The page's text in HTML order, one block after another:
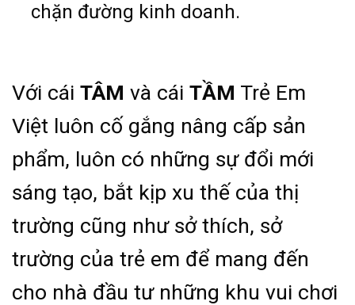
chặn đường kinh doanh.
Với cái TÂM và cái TẦM Trẻ Em
Việt luôn cố gắng nâng cấp sản
phẩm, luôn có những sự đổi mới
sáng tạo, bắt kịp xu thế của thị
trường cũng như sở thích, sở
trường của trẻ em để mang đến
cho nhà đầu tư những khu vui chơi